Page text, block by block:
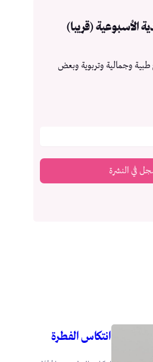
الأسبوعية (قريبا)
وجمالية وتربوية وبعض
في النشرة
انتكاس الفطرة